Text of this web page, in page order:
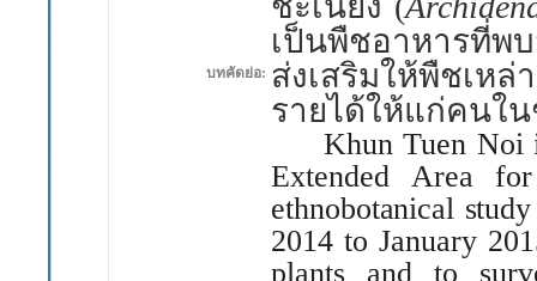
บทคัดย่อ:
เป็นพืชอาหารที่พ
ส่งเสริมให้พืชเหล่
รายได้ให้แก่คนใ
Khun Tuen Noi
Extended
Area
for
ethnobotanical
2014 to January
plants
and to